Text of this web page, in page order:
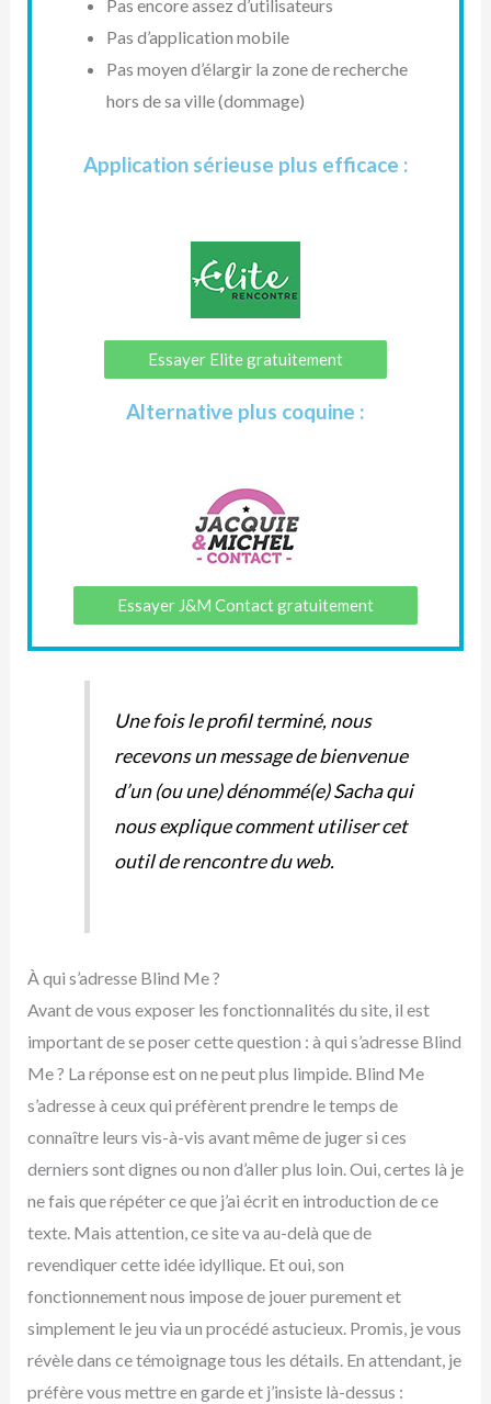
Pas encore assez d’utilisateurs
Pas d’application mobile
Pas moyen d’élargir la zone de recherche
hors de sa ville (dommage)
Application sérieuse plus efficace :
Essayer Elite gratuitement
Alternative plus coquine :
Essayer J&M Contact gratuitement
Une fois le profil terminé, nous
recevons un message de bienvenue
d’un (ou une) dénommé(e) Sacha qui
nous explique comment utiliser cet
outil de rencontre du web.
À qui s’adresse Blind Me ?
Avant de vous exposer les fonctionnalités du site, il est
important de se poser cette question : à qui s’adresse Blind
Me ? La réponse est on ne peut plus limpide. Blind Me
s’adresse à ceux qui préfèrent prendre le temps de
connaître leurs vis-à-vis avant même de juger si ces
derniers sont dignes ou non d’aller plus loin. Oui, certes là je
ne fais que répéter ce que j’ai écrit en introduction de ce
texte. Mais attention, ce site va au-delà que de
revendiquer cette idée idyllique. Et oui, son
fonctionnement nous impose de jouer purement et
simplement le jeu via un procédé astucieux. Promis, je vous
révèle dans ce témoignage tous les détails. En attendant, je
préfère vous mettre en garde et j’insiste là-dessus :